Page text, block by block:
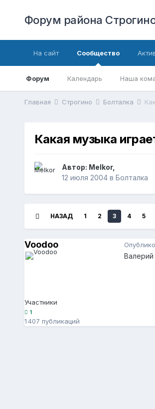
Форум района
На сайт Сообщество
Форум Календарь Наша
Главная Строгино Болталка
Какая музыка
Автор: Melkor,
12 июля 2004в Болталка
НАЗАД 1 2 3 4 5
Voodoo
Участники
1
1 407 публикаций